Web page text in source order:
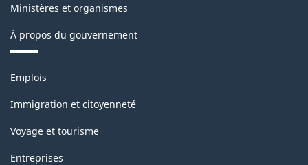
Ministères et organismes
À propos du gouvernement
Thèmes
sujets
Emplois
Immigration et citoyenneté
Voyage et tourisme
Entreprises